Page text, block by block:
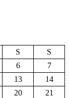
S
S
6
7
13
14
20
21